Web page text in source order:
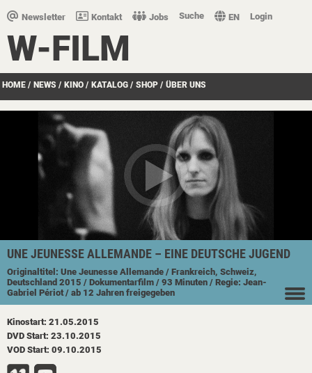
Newsletter Kontakt Jobs Suche EN Login
W-FILM
HOME / NEWS / KINO / KATALOG / SHOP / ÜBER UNS
UNE JEUNESSE ALLEMANDE – EINE DEUTSCHE JUGEND
Originaltitel: Une Jeunesse Allemande / Frankreich, Schweiz,
Deutschland 2015 / Dokumentarfilm / 93 Minuten / Regie: Jean-
Gabriel Périot / ab 12 Jahren freigegeben
Kinostart: 21.05.2015
DVD Start: 23.10.2015
VOD Start: 09.10.2015